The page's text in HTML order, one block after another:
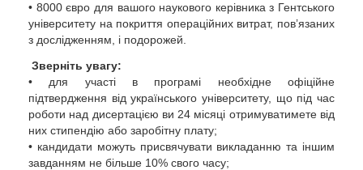
• 8000 євро для вашого наукового керівника з Гентського
університету на покриття операційних витрат, пов’язаних
з дослідженням, і подорожей.
Зверніть увагу:
• для участі в програмі необхідне офіційне
підтвердження від українського університету, що під час
роботи над дисертацією ви 24 місяці отримуватимете від
них стипендію або заробітну плату;
• кандидати можуть присвячувати викладанню та іншим
завданням не більше 10% свого часу;